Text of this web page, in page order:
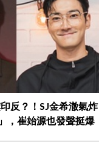
反？！SJ金希澈氣炸
，崔始源也發聲挺爆